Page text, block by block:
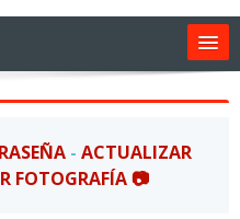
-ACTUALIZAR
FOTOGRAFÍA 📷